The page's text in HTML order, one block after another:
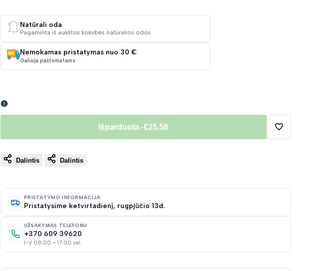
Natūrali oda
Pagaminta iš aukštos kokybės natūralios odos
Nemokamas pristatymas nuo 30 €
Galioja paštomatams
Išparduota-€25,58
Pridėti
norų
sąrašą
Dalintis Dalintis
PRISTATYMO INFORMACIJA
Pristatysime ketvirtadienį, rugpjūčio 13d.
UŽSAKYMAS TELEFONU
+370 609 39620
I-V 08:00 – 17:00 val.